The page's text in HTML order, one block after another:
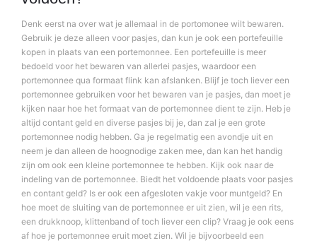
Denk eerst na over wat je allemaal in de portomonee wilt bewaren.
Gebruik je deze alleen voor pasjes, dan kun je ook een portefeuille
kopen in plaats van een portemonnee. Een portefeuille is meer
bedoeld voor het bewaren van allerlei pasjes, waardoor een
portemonnee qua formaat flink kan afslanken. Blijf je toch liever een
portemonnee gebruiken voor het bewaren van je pasjes, dan moet je
kijken naar hoe het formaat van de portemonnee dient te zijn. Heb je
altijd contant geld en diverse pasjes bij je, dan zal je een grote
portemonnee nodig hebben. Ga je regelmatig een avondje uit en
neem je dan alleen de hoognodige zaken mee, dan kan het handig
zijn om ook een kleine portemonnee te hebben. Kijk ook naar de
indeling van de portemonnee. Biedt het voldoende plaats voor pasjes
en contant geld? Is er ook een afgesloten vakje voor muntgeld? En
hoe moet de sluiting van de portemonnee er uit zien, wil je een rits,
een drukknoop, klittenband of toch liever een clip? Vraag je ook eens
af hoe je portemonnee eruit moet zien. Wil je bijvoorbeeld een